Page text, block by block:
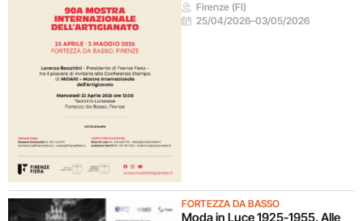
Firenze (FI)
25/04/2026–03/05/2026
FORTEZZA DA BASSO
Moda in Luce 1925-1955. Alle